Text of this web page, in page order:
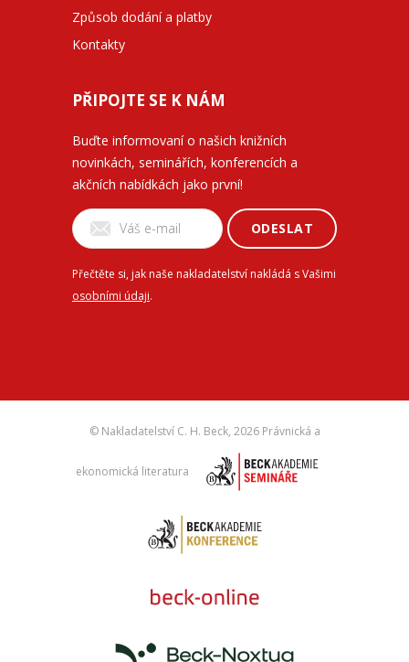
Způsob dodání a platby
Kontakty
PŘIPOJTE SE K NÁM
Buďte informovaní o našich knižních
novinkách, seminářích, konferencích a
akčních nabídkách jako první!
ODESLAT
Přečtěte si, jak naše nakladatelství nakládá s Vašimi
osobními údaji.
© Nakladatelství C. H. Beck, 2026 Právnická a
ekonomická literatura